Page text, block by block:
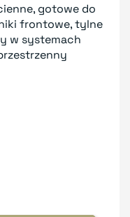
gotowe do
frontowe, tylne
w systemach